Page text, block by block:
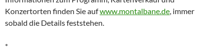
Konzertorten finden Sie aufwww.montalbane.de, immer
sobald die Details feststehen.
*